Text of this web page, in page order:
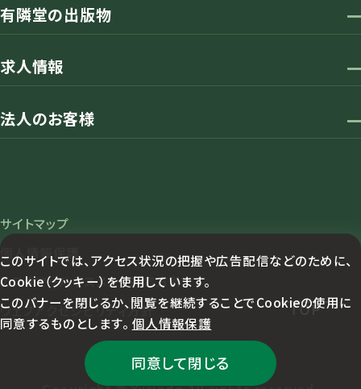
このサイトでは、アクセス状況の把握や広告配信などのために、
Cookie（クッキー）を使用しています。
このバナーを閉じるか、閲覧を継続することでCookieの使用に
同意するものとします。 個人情報保護
同意して閉じる
有隣堂の出版物
求人情報
法人のお客様
サイトマップ
個人情報保護
カスタマーハラスメント対応方針
ウェブアクセシビリティ方針
TOP